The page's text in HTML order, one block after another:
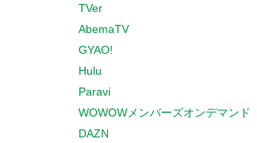
TVer
AbemaTV
GYAO!
Hulu
Paravi
WOWOWメンバーズオンデマンド
DAZN